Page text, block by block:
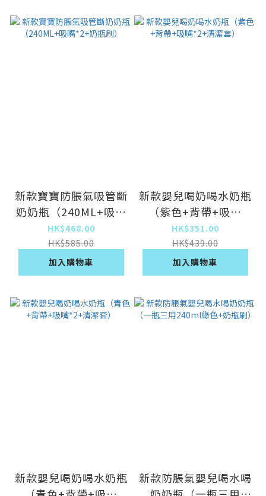
新款寶寶防脹氣吸管斷
奶奶瓶（240ML+吸嘴
*2+奶瓶刷）
HK$468.00
HK$585.00
加入購物車
新款嬰兒喝奶喝水奶瓶
（紫色+背帶+吸嘴
*2+清潔套）
HK$351.00
HK$439.00
加入購物車
新款嬰兒喝奶喝水奶瓶
新款防脹氣嬰兒喝水喝